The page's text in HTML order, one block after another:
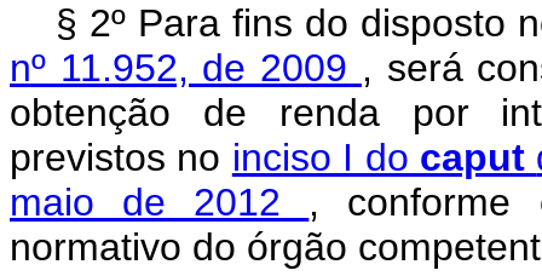
§ 2º Para fins do disposto
nº 11.952, de 2009 , será
obtenção de renda por
previstos no inciso I do caput
maio de 2012 , conforme
normativo do órgão